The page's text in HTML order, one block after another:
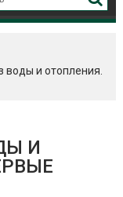
воды и отопления.
И